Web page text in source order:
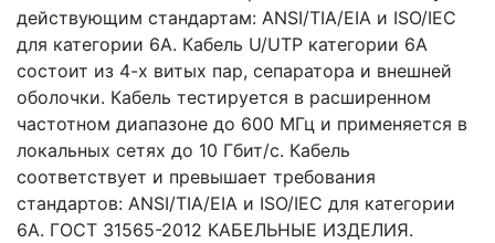
действующим стандартам: ANSI/TIA/EIA и ISO/IEC
для категории 6A. Кабель U/UTP категории 6A
состоит из 4-х витых пар, сепаратора и внешней
оболочки. Кабель тестируется в расширенном
частотном диапазоне до 600 МГц и применяется в
локальных сетях до 10 Гбит/с. Кабель
соответствует и превышает требования
стандартов: ANSI/TIA/EIA и ISO/IEC для категории
6A. ГОСТ 31565-2012 КАБЕЛЬНЫЕ ИЗДЕЛИЯ.